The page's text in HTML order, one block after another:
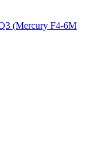
(Mercury F4-6M